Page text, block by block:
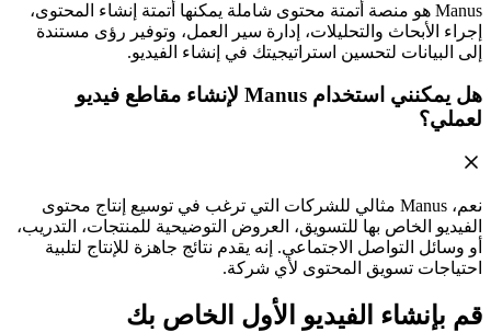
Manus هو منصة أتمتة محتوى شاملة يمكنها أتمتة إنشاء المحتوى،
إجراء الأبحاث والتحليلات، إدارة سير العمل، وتوفير رؤى مستندة
إلى البيانات لتحسين استراتيجيتك في إنشاء الفيديو.
هل يمكنني استخدام Manus لإنشاء مقاطع فيديو
لعملي؟
نعم، Manus مثالي للشركات التي ترغب في توسيع إنتاج محتوى
الفيديو الخاص بها للتسويق، العروض التوضيحية للمنتجات، التدريب،
أو وسائل التواصل الاجتماعي. إنه يقدم نتائج جاهزة للإنتاج لتلبية
احتياجات تسويق المحتوى لأي شركة.
قم بإنشاء الفيديو الأول الخاص بك